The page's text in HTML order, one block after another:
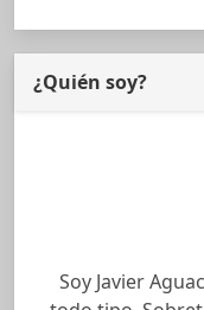
¿Quién soy?
Soy Javier